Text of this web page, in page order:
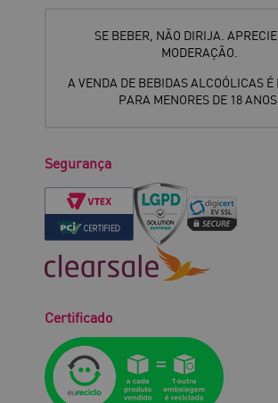
SE BEBER, NÃO DIRIJA.
MODERAÇÃO.
A VENDA DE BEBIDAS ALCOÓLICAS
PARA MENORES DE 18
Segurança
Certificado